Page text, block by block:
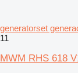
generatorset
11
MWM RHS 618